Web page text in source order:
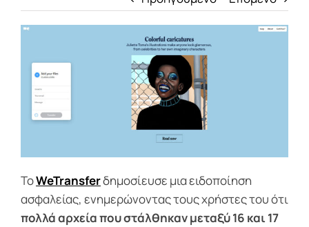
ΤοWeTransferδημοσίευσε μια ειδοποίηση
ασφαλείας, ενημερώνοντας τους χρήστες του ότι
πολλά αρχεία που στάλθηκαν μεταξύ 16 και 17